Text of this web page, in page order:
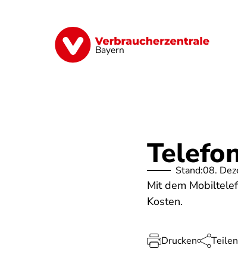
Bayern
Finanzen Digitales
Stand:08.
Mit dem
Kosten.
Drucken Teilen